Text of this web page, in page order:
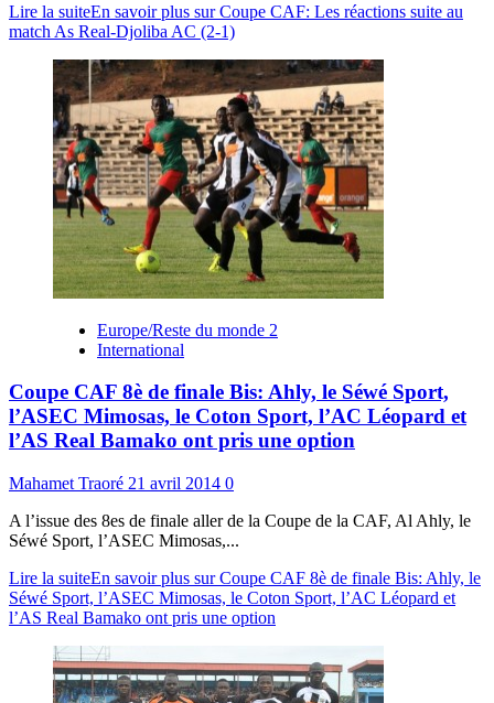
Lire la suiteEn savoir plus sur Coupe CAF: Les réactions suite au
match As Real-Djoliba AC (2-1)
Europe/Reste du monde 2
International
Coupe CAF 8è de finale Bis: Ahly, le Séwé Sport,
l’ASEC Mimosas, le Coton Sport, l’AC Léopard et
l’AS Real Bamako ont pris une option
Mahamet Traoré 21 avril 2014 0
A l’issue des 8es de finale aller de la Coupe de la CAF, Al Ahly, le
Séwé Sport, l’ASEC Mimosas,...
Lire la suiteEn savoir plus sur Coupe CAF 8è de finale Bis: Ahly, le
Séwé Sport, l’ASEC Mimosas, le Coton Sport, l’AC Léopard et
l’AS Real Bamako ont pris une option